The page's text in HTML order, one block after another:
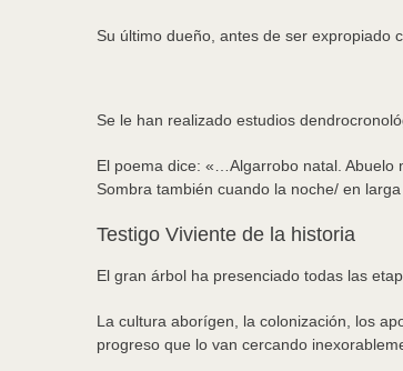
Su último dueño, antes de ser expropiado
Se le han realizado estudios
El poema dice: «…Algarrobo natal. Abuelo
Sombra también cuando la noche/ en
Testigo Viviente de la historia
El gran árbol ha presenciado todas las
La cultura aborígen, la colonización, los
progreso que lo van cercando